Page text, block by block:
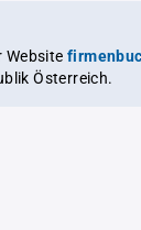
Website
Österreich.